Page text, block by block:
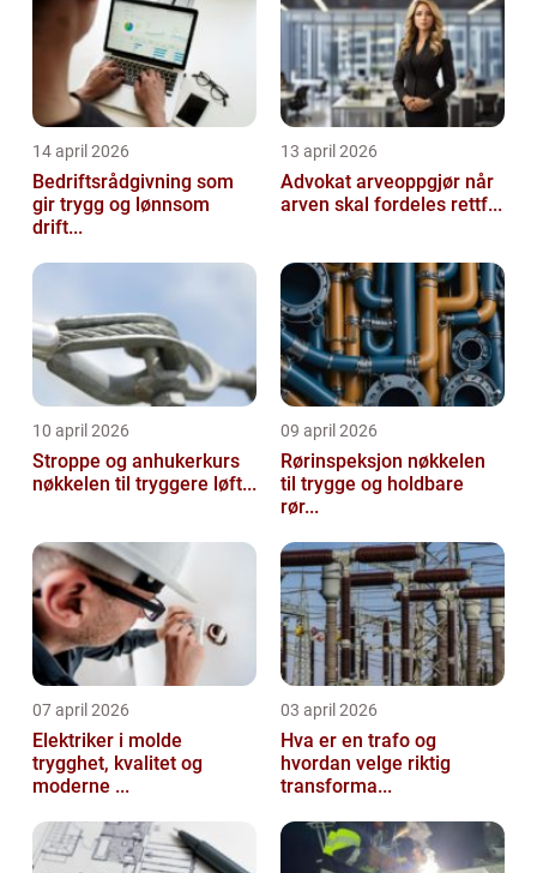
14 april 2026
Bedriftsrådgivning som
gir trygg og lønnsom
drift...
13 april 2026
Advokat arveoppgjør når
arven skal fordeles rettf...
10 april 2026
Stroppe og anhukerkurs
nøkkelen til tryggere løft...
09 april 2026
Rørinspeksjon nøkkelen
til trygge og holdbare
rør...
07 april 2026
Elektriker i molde
trygghet, kvalitet og
moderne ...
03 april 2026
Hva er en trafo og
hvordan velge riktig
transforma...